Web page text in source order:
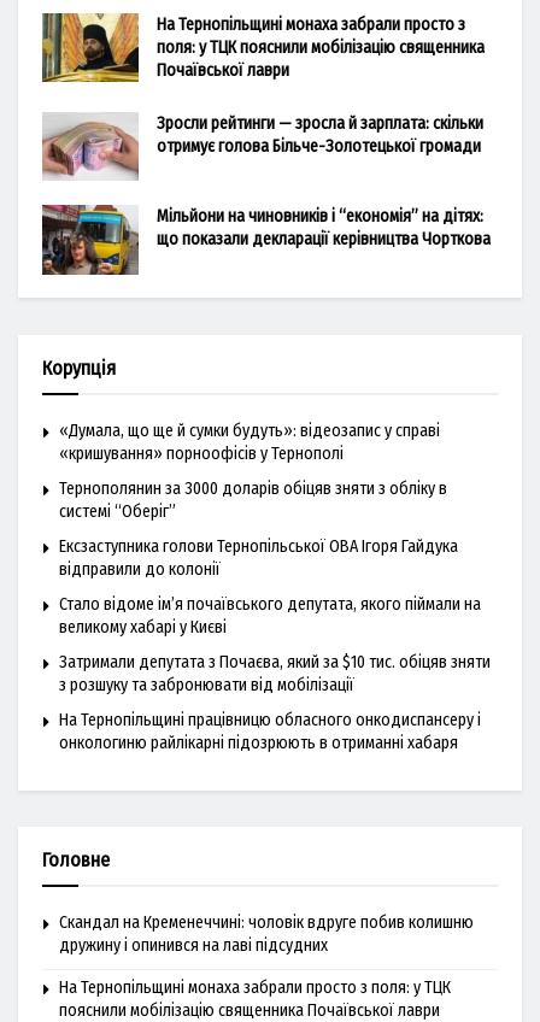
На Тернопільщині монаха забрали просто з
поля: у ТЦК пояснили мобілізацію священника
Почаївської лаври
Зросли рейтинги — зросла й зарплата: скільки
отримує голова Більче-Золотецької громади
Мільйони на чиновників і “економія” на дітях:
що показали декларації керівництва Чорткова
Корупція
«Думала, що ще й сумки будуть»: відеозапис у справі
«кришування» порноофісів у Тернополі
Тернополянин за 3000 доларів обіцяв зняти з обліку в
системі “Оберіг”
Ексзаступника голови Тернопільської ОВА Ігоря Гайдука
відправили до колонії
Стало відоме ім’я почаївського депутата, якого піймали на
великому хабарі у Києві
Затримали депутата з Почаєва, який за $10 тис. обіцяв зняти
з розшуку та забронювати від мобілізації
На Тернопільщині працівницю обласного онкодиспансеру і
онкологиню райлікарні підозрюють в отриманні хабаря
Головне
Скандал на Кременеччині: чоловік вдруге побив колишню
дружину і опинився на лаві підсудних
На Тернопільщині монаха забрали просто з поля: у ТЦК
пояснили мобілізацію священника Почаївської лаври